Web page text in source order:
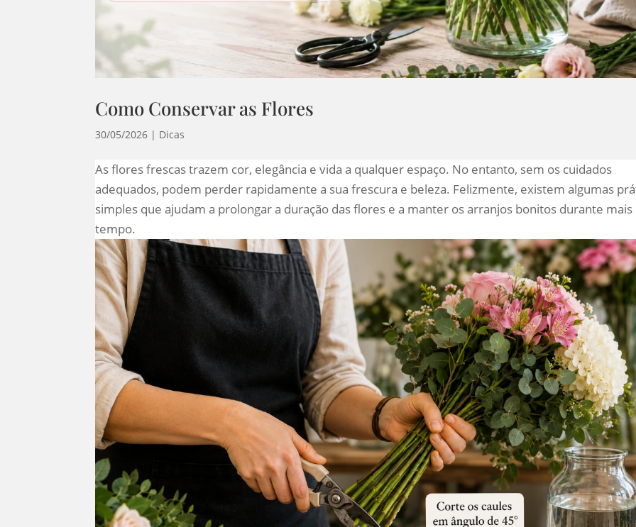
Como Conservar as Flores
30/05/2026 | Dicas
As flores frescas trazem cor, elegância e vida a qualquer espaço. No entanto, sem os cuidados
adequados, podem perder rapidamente a sua frescura e beleza. Felizmente, existem algumas
simples que ajudam a prolongar a duração das flores e a manter os arranjos bonitos durante mais
tempo.